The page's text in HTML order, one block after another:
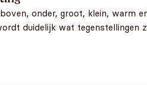
onder, groot, klein, warm
duidelijk wat tegenstellingen